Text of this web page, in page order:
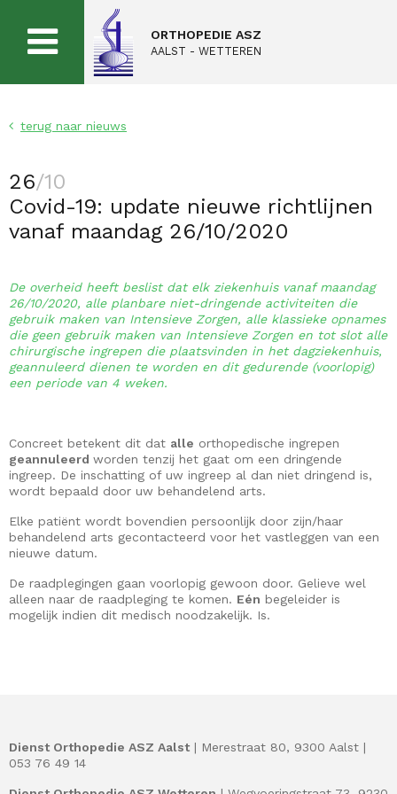
ORTHOPEDIE ASZ
AALST - WETTEREN
terug naar nieuws
26/10
Covid-19: update nieuwe richtlijnen
vanaf maandag 26/10/2020
De overheid heeft beslist dat elk ziekenhuis vanaf maandag
26/10/2020, alle planbare niet-dringende activiteiten die
gebruik maken van Intensieve Zorgen, alle klassieke opnames
die geen gebruik maken van Intensieve Zorgen en tot slot alle
chirurgische ingrepen die plaatsvinden in het dagziekenhuis,
geannuleerd dienen te worden en dit gedurende (voorlopig)
een periode van 4 weken.
Concreet betekent dit dat alle orthopedische ingrepen
geannuleerd worden tenzij het gaat om een dringende
ingreep. De inschatting of uw ingreep al dan niet dringend is,
wordt bepaald door uw behandelend arts.
Elke patiënt wordt bovendien persoonlijk door zijn/haar
behandelend arts gecontacteerd voor het vastleggen van een
nieuwe datum.
De raadplegingen gaan voorlopig gewoon door. Gelieve wel
alleen naar de raadpleging te komen. Eén begeleider is
mogelijk indien dit medisch noodzakelijk. Is.
Dienst Orthopedie ASZ Aalst | Merestraat 80, 9300 Aalst |
053 76 49 14